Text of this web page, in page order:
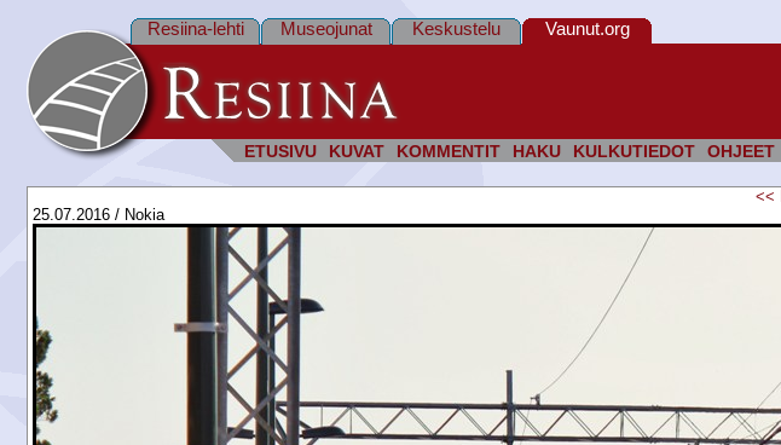
ETUSIVU KUVAT KOMMENTIT HAKU KULKUTIEDOT OHJEET
Resiina-lehti Museojunat Keskustelu Vaunut.org
<<
25.07.2016 / Nokia